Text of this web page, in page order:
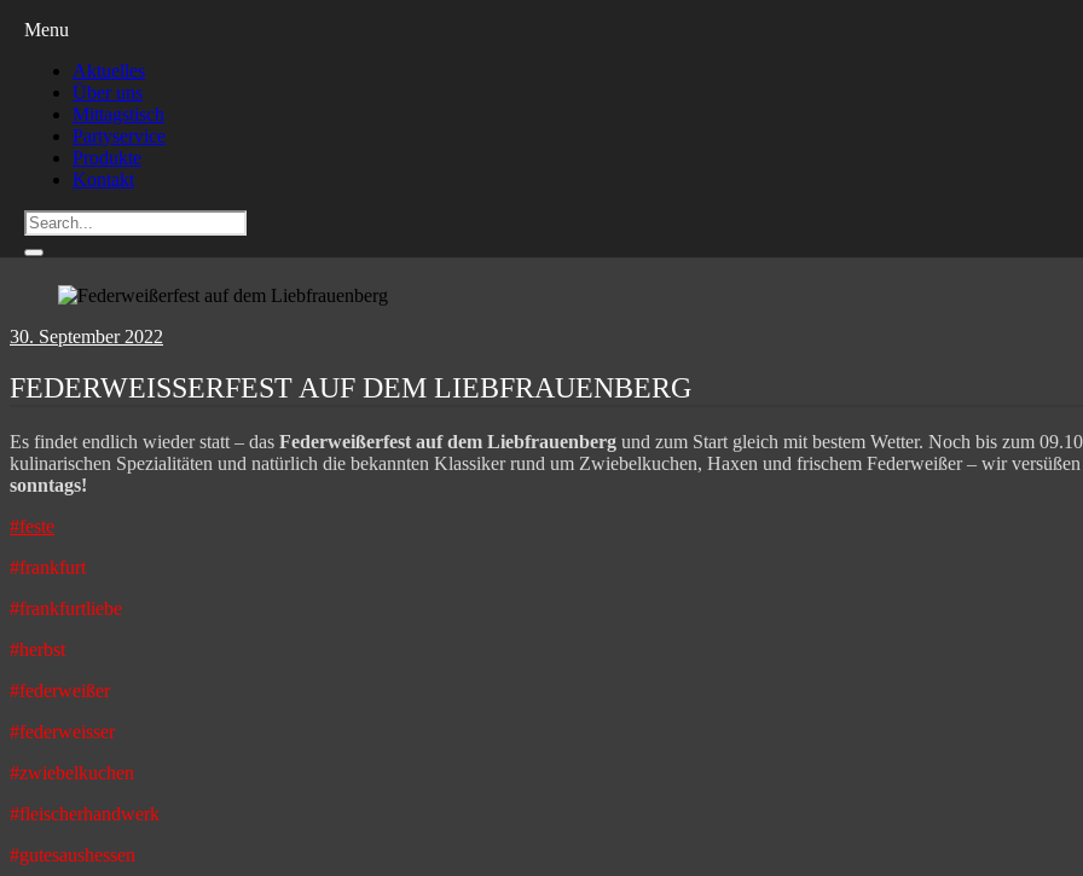
Menu
Aktuelles
Über uns
Mittagstisch
Partyservice
Produkte
Kontakt
30. September 2022
FEDERWEISSERFEST AUF DEM LIEBFRAUENBERG
Es findet endlich wieder statt – das Federweißerfest auf dem Liebfrauenberg und zum Start gleich mit bestem Wetter. Noch bis zum
kulinarischen Spezialitäten und natürlich die bekannten Klassiker rund um Zwiebelkuchen, Haxen und frischem Federweißer – wir
sonntags!
#feste
#frankfurt
#frankfurtliebe
#herbst
#federweißer
#federweisser
#zwiebelkuchen
#fleischerhandwerk
#gutesaushessen